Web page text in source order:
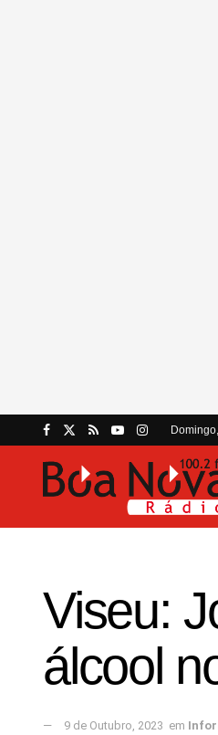
Viseu:
álcool
9 de Outubro, 2023 em